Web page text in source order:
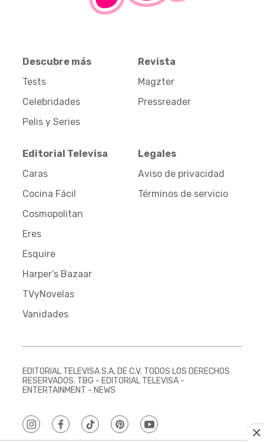
Descubre más
Tests
Celebridades
Pelis y Series
Revista
Magzter
Pressreader
Editorial Televisa
Caras
Cocina Fácil
Cosmopolitan
Eres
Esquire
Harper’s Bazaar
TVyNovelas
Vanidades
Legales
Aviso de privacidad
Términos de servicio
EDITORIAL TELEVISA S.A. DE C.V. TODOS LOS DERECHOS
RESERVADOS. TBG - EDITORIAL TELEVISA -
ENTERTAINMENT - NEWS
instagramfacebooktiktokpinterestyoutube